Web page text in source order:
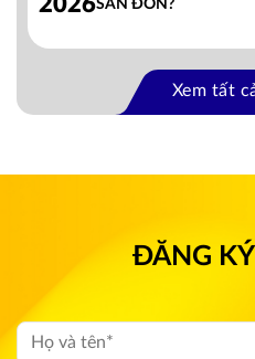
SĂN ĐÓN?
Xem tất
ĐĂNG